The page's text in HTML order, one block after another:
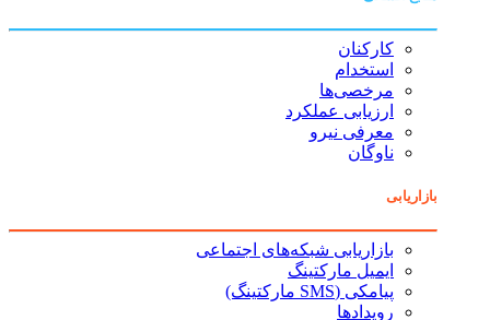
کارکنان
استخدام
مرخصی‌ها
ارزیابی عملکرد
معرفی نیرو
ناوگان
بازاریابی
بازاریابی شبکه‌های اجتماعی
ایمیل مارکتینگ
پیامکی (SMS مارکتینگ)
رویدادها